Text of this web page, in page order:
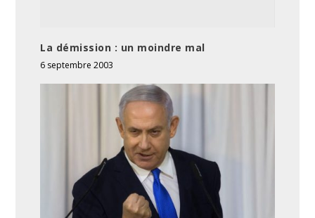
La démission : un moindre mal
6 septembre 2003